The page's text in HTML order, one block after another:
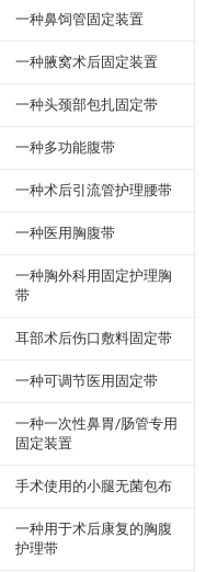
一种鼻饲管固定装置
一种腋窝术后固定装置
一种头颈部包扎固定带
一种多功能腹带
一种术后引流管护理腰带
一种医用胸腹带
一种胸外科用固定护理胸
带
耳部术后伤口敷料固定带
一种可调节医用固定带
一种一次性鼻胃/肠管专用
固定装置
手术使用的小腿无菌包布
一种用于术后康复的胸腹
护理带